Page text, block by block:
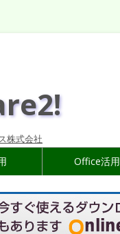
株式会社
Office活用